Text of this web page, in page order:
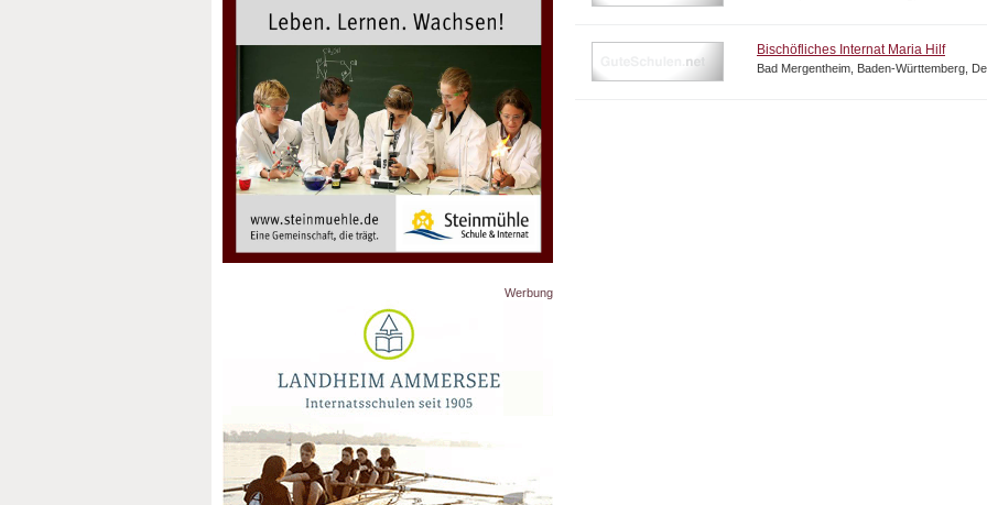
Werbung
Bischöfliches Internat Maria Hilf
Bad Mergentheim, Baden-Württemberg,